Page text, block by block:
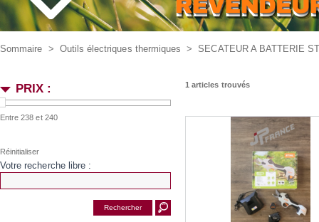
Sommaire > Outils électriques thermiques >SECATEUR A BATTERIE
PRIX :
Entre 238 et 240
Votre recherche libre :
1 articles trouvés